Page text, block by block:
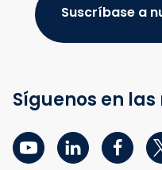
Suscríbase a
Síguenos en